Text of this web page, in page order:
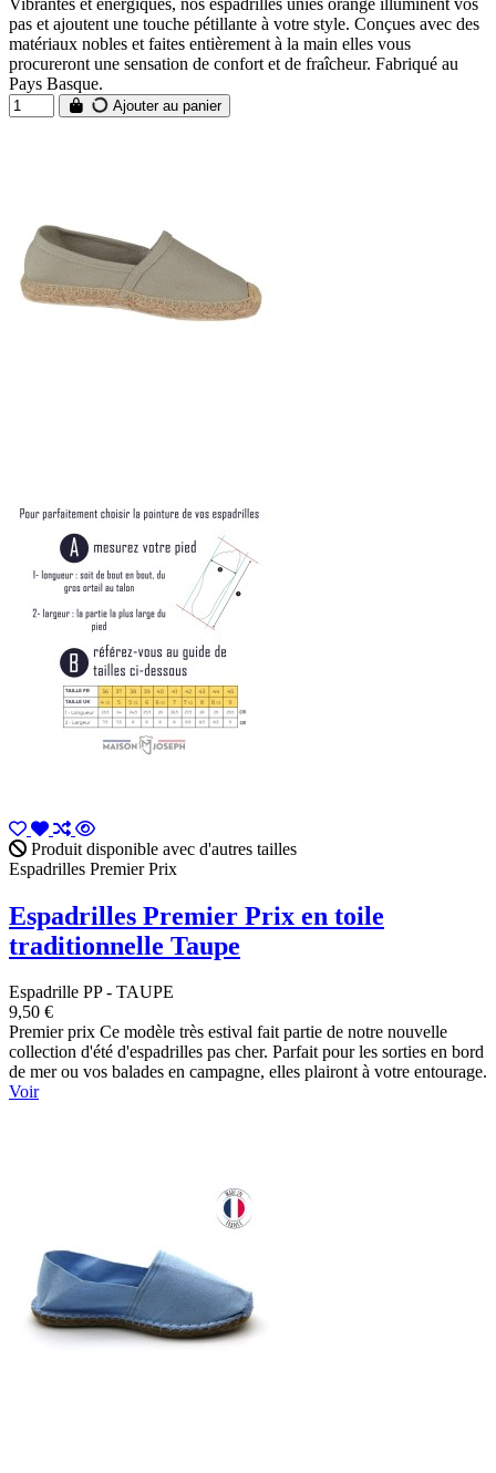
pas et ajoutent une touche pétillante à votre style. Conçues avec des
matériaux nobles et faites entièrement à la main elles vous
procureront une sensation de confort et de fraîcheur. Fabriqué au
Pays Basque.
Ajouter au panier
Produit disponible avec d'autres tailles
Espadrilles Premier Prix
Espadrilles Premier Prix en toile
traditionnelle Taupe
Espadrille PP - TAUPE
9,50 €
Premier prix Ce modèle très estival fait partie de notre nouvelle
collection d'été d'espadrilles pas cher. Parfait pour les sorties en bord
de mer ou vos balades en campagne, elles plairont à votre entourage.
Voir